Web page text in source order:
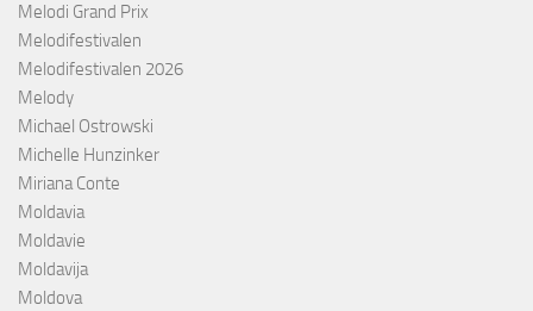
Melodi Grand Prix
Melodifestivalen
Melodifestivalen 2026
Melody
Michael Ostrowski
Michelle Hunzinker
Miriana Conte
Moldavia
Moldavie
Moldavija
Moldova